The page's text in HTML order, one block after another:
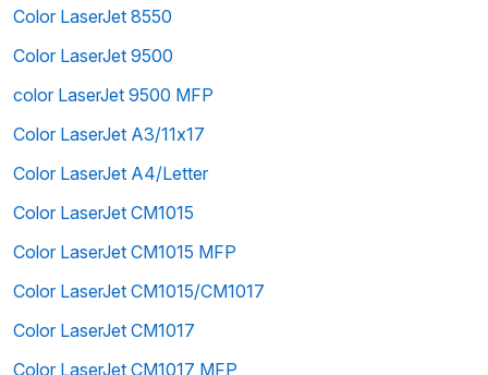
Color LaserJet 8550
Color LaserJet 9500
color LaserJet 9500 MFP
Color LaserJet A3/11x17
Color LaserJet A4/Letter
Color LaserJet CM1015
Color LaserJet CM1015 MFP
Color LaserJet CM1015/CM1017
Color LaserJet CM1017
Color LaserJet CM1017 MFP